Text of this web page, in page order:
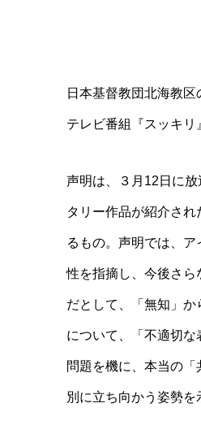
日本基督教団北海教
テレビ番組『スッキリ
声明は、３月12日に
タリー作品が紹介さ
るもの。声明では、
性を指摘し、今後さら
だとして、「無知」
について、「不適切
問題を機に、本当の
別に立ち向かう姿勢を